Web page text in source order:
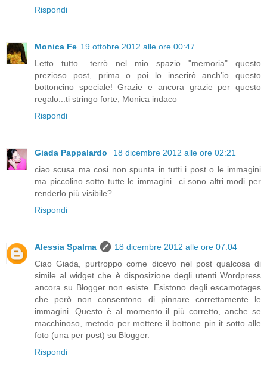
Rispondi
Monica Fe 19 ottobre 2012 alle ore 00:47
Letto tutto.....terrò nel mio spazio "memoria" questo
prezioso post, prima o poi lo inserirò anch'io questo
bottoncino speciale! Grazie e ancora grazie per questo
regalo...ti stringo forte, Monica indaco
Rispondi
Giada Pappalardo
18 dicembre 2012 alle ore 02:21
ciao scusa ma cosi non spunta in tutti i post o le immagini
ma piccolino sotto tutte le immagini...ci sono altri modi per
renderlo più visibile?
Rispondi
Alessia Spalma
18 dicembre 2012 alle ore 07:04
Ciao Giada, purtroppo come dicevo nel post qualcosa di
simile al widget che è disposizione degli utenti Wordpress
ancora su Blogger non esiste. Esistono degli escamotages
che però non consentono di pinnare correttamente le
immagini. Questo è al momento il più corretto, anche se
macchinoso, metodo per mettere il bottone pin it sotto alle
foto (una per post) su Blogger.
Rispondi